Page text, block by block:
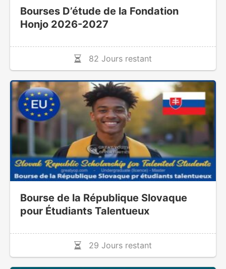
Bourses D’étude de la Fondation
Honjo 2026-2027
82 Jours restant
Bourse de la République Slovaque
pour Étudiants Talentueux
29 Jours restant